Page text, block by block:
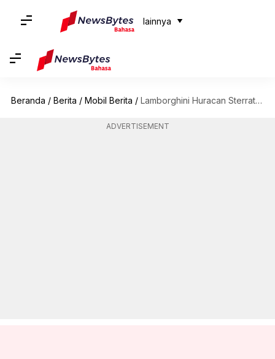
lainnya
Beranda / Berita / Mobil Berita / Lamborghini Huracan Sterrato produksi terbatas mencapai India, pengiriman akan segera dimulai
ADVERTISEMENT